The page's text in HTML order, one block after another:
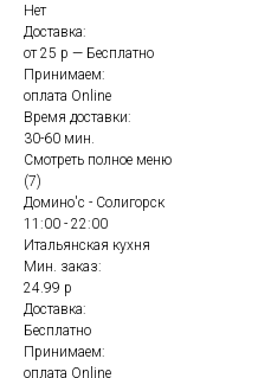
Нет
Доставка:
от 25 р — Бесплатно
Принимаем:
оплата Online
Время доставки:
30-60 мин.
Смотреть полное меню
(7)
Домино'с - Солигорск
11:00 - 22:00
Итальянская кухня
Мин. заказ:
24.99 р
Доставка:
Бесплатно
Принимаем:
оплата Online